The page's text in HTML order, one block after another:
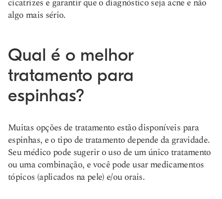
cicatrizes e garantir que o diagnóstico seja acne e não
algo mais sério.
Qual é o melhor
tratamento para
espinhas?
Muitas opções de tratamento estão disponíveis para
espinhas, e o tipo de tratamento depende da gravidade.
Seu médico pode sugerir o uso de um único tratamento
ou uma combinação, e você pode usar medicamentos
tópicos (aplicados na pele) e/ou orais.